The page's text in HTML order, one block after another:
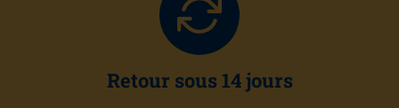
Retour sous 14 jours